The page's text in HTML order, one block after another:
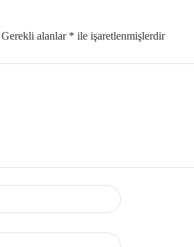
Gerekli alanlar * ile işaretlenmişlerdir